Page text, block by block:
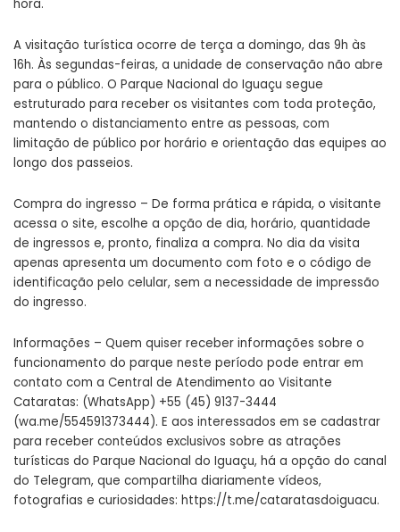
hora.
A visitação turística ocorre de terça a domingo, das 9h às
16h. Às segundas-feiras, a unidade de conservação não abre
para o público. O Parque Nacional do Iguaçu segue
estruturado para receber os visitantes com toda proteção,
mantendo o distanciamento entre as pessoas, com
limitação de público por horário e orientação das equipes ao
longo dos passeios.
Compra do ingresso – De forma prática e rápida, o visitante
acessa o site, escolhe a opção de dia, horário, quantidade
de ingressos e, pronto, finaliza a compra. No dia da visita
apenas apresenta um documento com foto e o código de
identificação pelo celular, sem a necessidade de impressão
do ingresso.
Informações – Quem quiser receber informações sobre o
funcionamento do parque neste período pode entrar em
contato com a Central de Atendimento ao Visitante
Cataratas: (WhatsApp) +55 (45) 9137-3444
(wa.me/554591373444). E aos interessados em se cadastrar
para receber conteúdos exclusivos sobre as atrações
turísticas do Parque Nacional do Iguaçu, há a opção do canal
do Telegram, que compartilha diariamente vídeos,
fotografias e curiosidades: https://t.me/cataratasdoiguacu.